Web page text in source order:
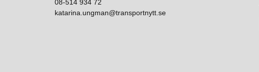
08-514 934 72
katarina.ungman@transportnytt.se